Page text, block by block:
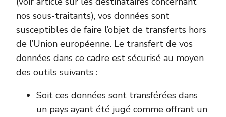
nos sous-traitants), vos données sont
susceptibles de faire l’objet de transferts hors
de l’Union européenne. Le transfert de vos
données dans ce cadre est sécurisé au moyen
des outils suivants :
Soit ces données sont transférées dans
un pays ayant été jugé comme offrant un